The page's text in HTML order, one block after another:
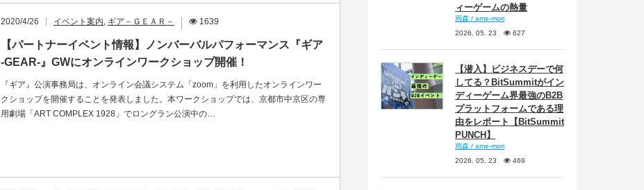
2020/4/26 イベント案内, ギア－ＧＥＡＲ－ 1639
【パートナーイベント情報】ノンバーバルパフォーマンス『ギア
-GEAR-』GWにオンラインワークショップ開催！
『ギア』公演事務局は、オンライン会議システム「zoom」を利用したオンラインワー
クショップを開催することを発表しました。本ワークショップでは、京都市中京区の専
用劇場「ART COMPLEX 1928」でロングラン公演中の…
ィーゲームの熱量
雨森 / ame-mori
2026. 05. 23
627
【潜入】ビジネスデーで何
してる？BitSummitがイン
ディーゲーム界最強のB2B
プラットフォームである理
由をレポート【BitSummit
PUNCH】
雨森 / ame-mori
2026. 05. 23
469